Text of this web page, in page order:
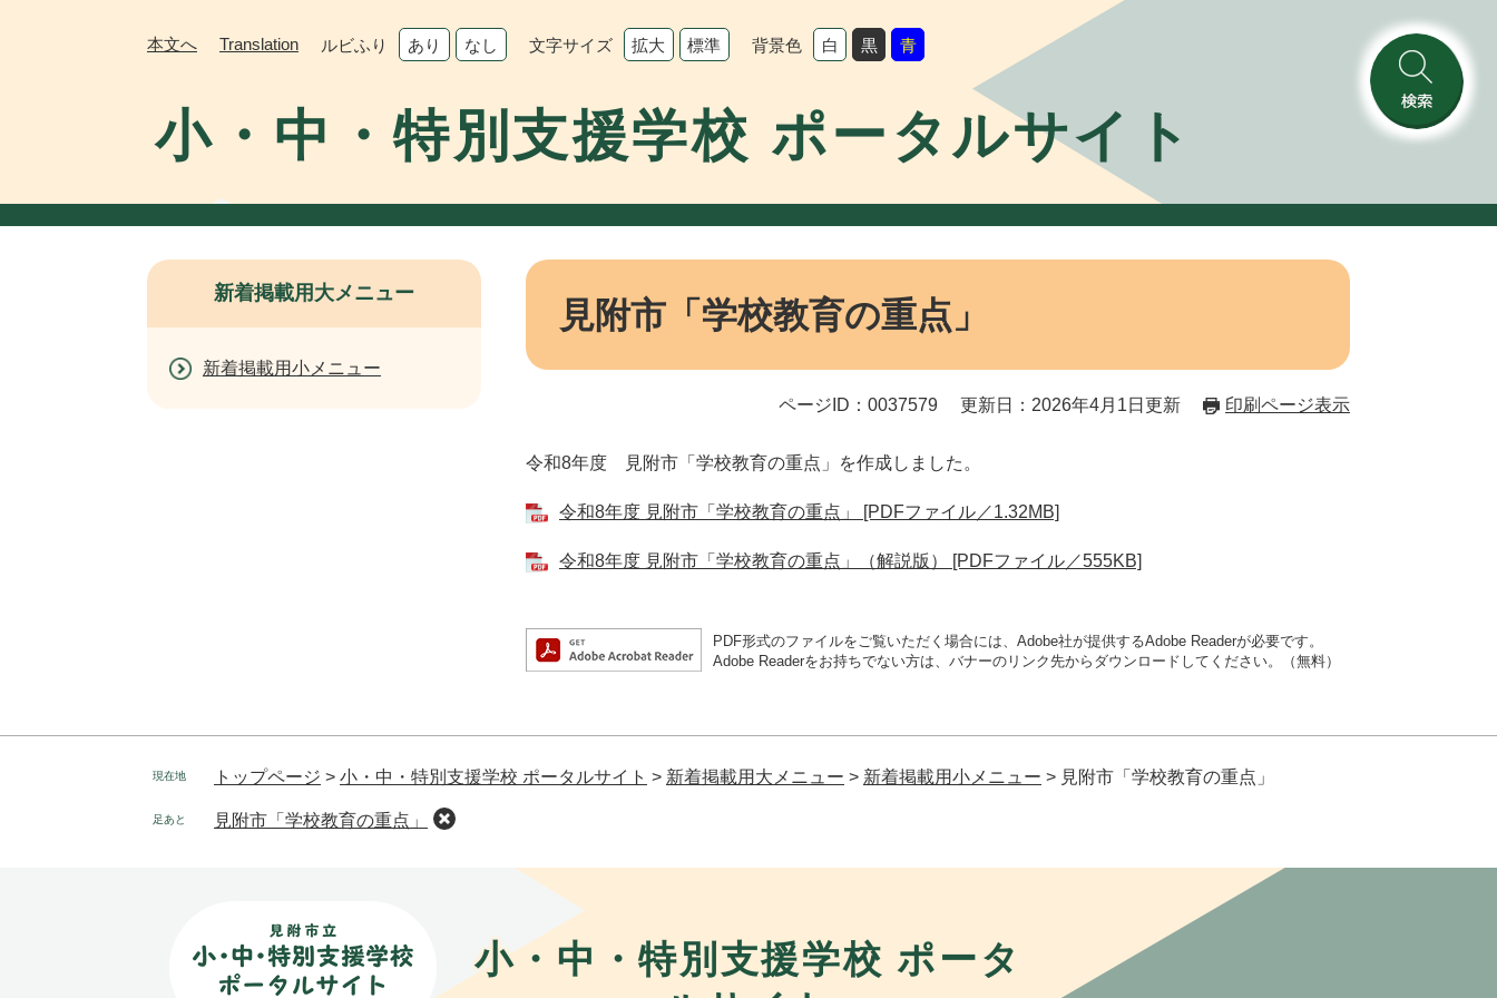
す。
し
て
本文へ Translation ルビふり あり なし 文字サイズ 拡大 標準 背景色 白 黒 青
検
索
小・中・特別支援学校 ポータルサイト
本
見附市「学校教育の重点」
ページID：0037579 更新日：2026年4月1日更新 印刷ページ表示
令和8年度 見附市「学校教育の重点」を作成しました。
令和8年度 見附市「学校教育の重点」 [PDFファイル／1.32MB]
令和8年度 見附市「学校教育の重点」（解説版） [PDFファイル／555KB]
PDF形式のファイルをご覧いただく場合には、Adobe社が提供するAdobe Readerが必要です。
Adobe Readerをお持ちでない方は、バナーのリンク先からダウンロードしてください。（無料）
新着掲載用大メニュー
新着掲載用小メニュー
現在地 トップページ > 小・中・特別支援学校 ポータルサイト > 新着掲載用大メニュー > 新着掲載用小メニュー > 見附市「学校教育の重点」
足あと 見附市「学校教育の重点」
小・中・特別支援学校 ポータ